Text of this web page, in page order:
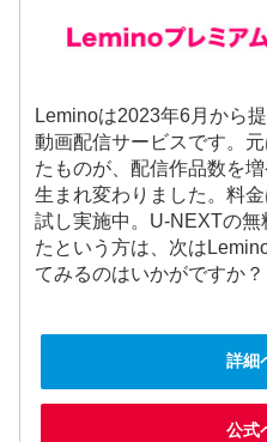
Leminoは2023年6月から
動画配信サービスです。
たものが、配信作品数を
生まれ変わりました。料
試し実施中。U-NEXTの
たという方は、次は
てみるのはいかがですか？
詳細
公式